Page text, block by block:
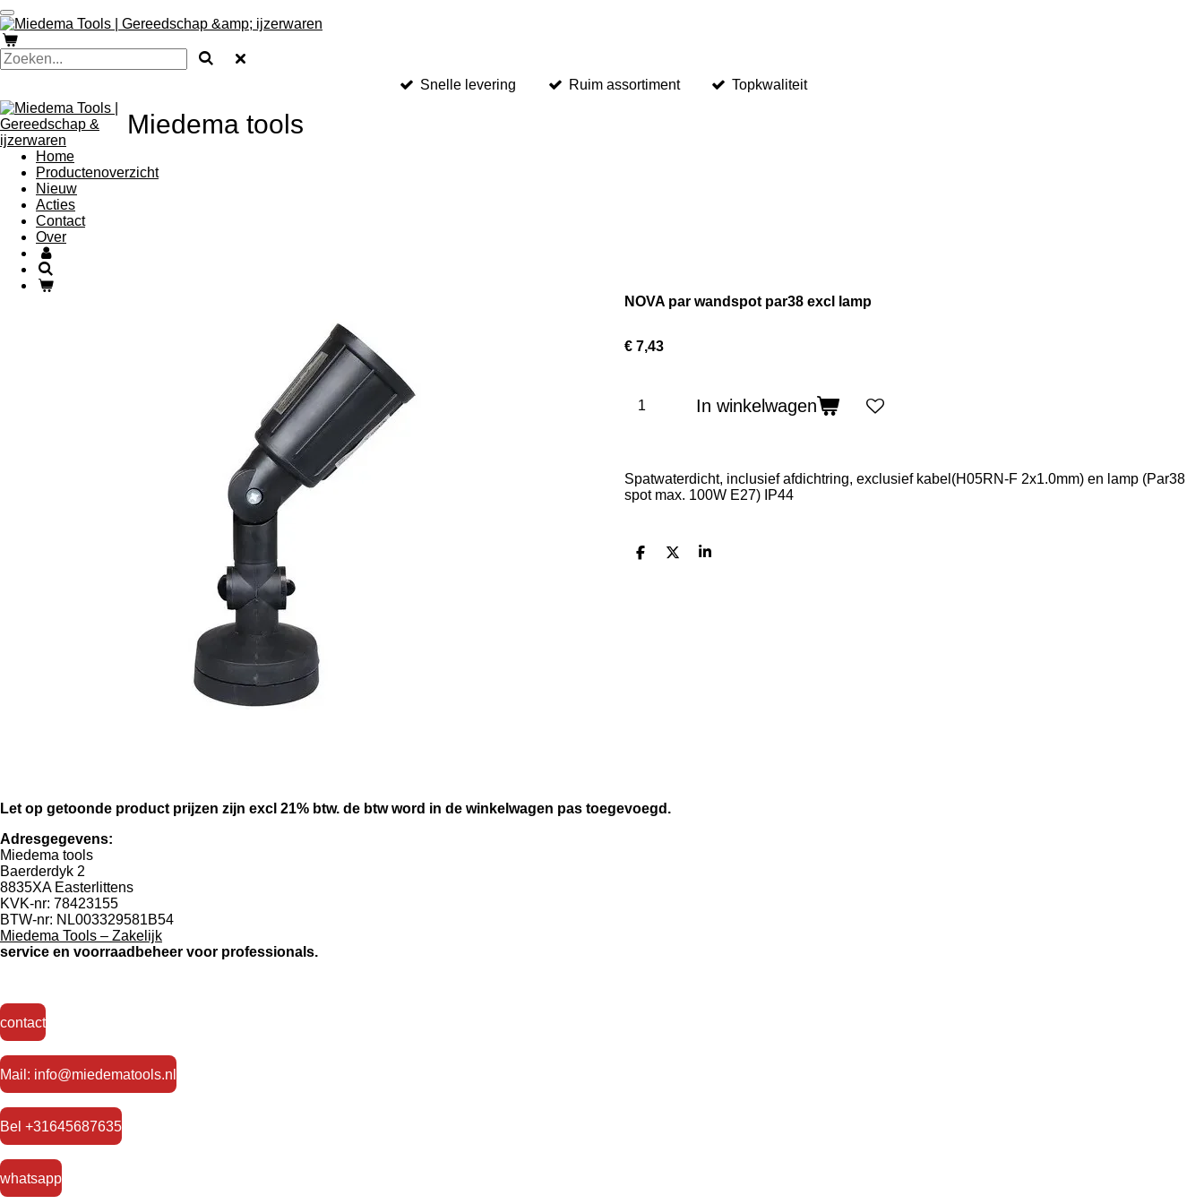
Ga
direct
naar
de
Snelle levering Ruim assortiment Topkwaliteit
Miedema tools
Home
Productenoverzicht
Nieuw
Acties
Contact
Over
NOVA par wandspot par38 excl lamp
€ 7,43
In winkelwagen
Spatwaterdicht, inclusief afdichtring, exclusief kabel(H05RN-F 2x1.0mm) en lamp (Par38
spot max. 100W E27) IP44
D
D
S
Let op getoonde product prijzen zijn excl 21% btw. de btw word in de winkelwagen pas toegevoegd.
Adresgegevens:
Miedema tools
Baerderdyk 2
8835XA Easterlittens
KVK-nr: 78423155
BTW-nr: NL003329581B54
Miedema Tools – Zakelijk
service en voorraadbeheer voor professionals.
contact
Mail: info@miedematools.nl
Bel +31645687635
whatsapp